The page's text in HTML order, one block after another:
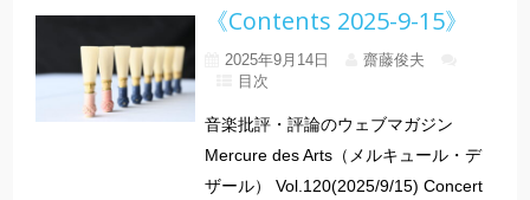
《Contents 2025-9-15》
2025年9月14日
齋藤俊夫
目次
音楽批評・評論のウェブマガジン
Mercure des Arts（メルキュール・デ
ザール） Vol.120(2025/9/15) Concert